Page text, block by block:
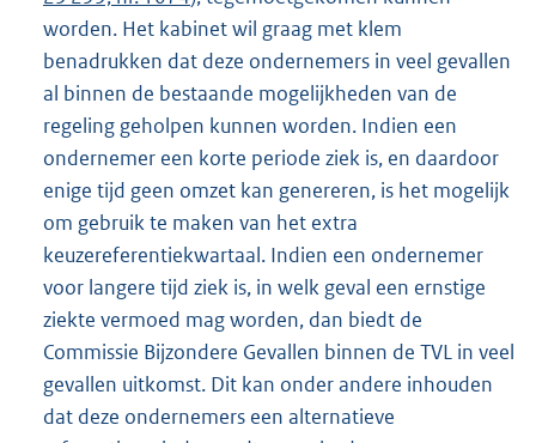
worden. Het kabinet wil graag met klem
benadrukken dat deze ondernemers in veel gevallen
al binnen de bestaande mogelijkheden van de
regeling geholpen kunnen worden. Indien een
ondernemer een korte periode ziek is, en daardoor
enige tijd geen omzet kan genereren, is het mogelijk
om gebruik te maken van het extra
keuzereferentiekwartaal. Indien een ondernemer
voor langere tijd ziek is, in welk geval een ernstige
ziekte vermoed mag worden, dan biedt de
Commissie Bijzondere Gevallen binnen de TVL in veel
gevallen uitkomst. Dit kan onder andere inhouden
dat deze ondernemers een alternatieve